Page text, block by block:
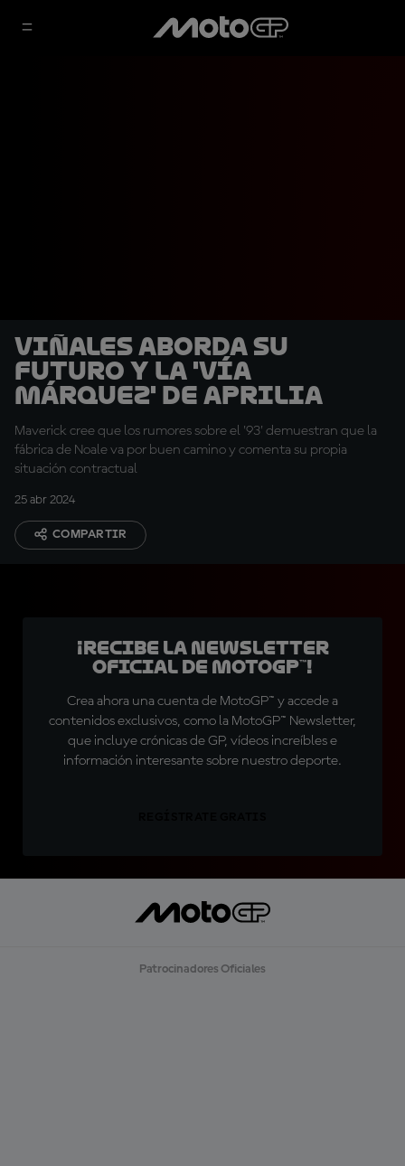
Viñales aborda su
futuro y la 'vía
Márquez' de Aprilia
Maverick cree que los rumores sobre el '93' demuestran que la
fábrica de Noale va por buen camino y comenta su propia
situación contractual
25 abr 2024
COMPARTIR
¡Recibe la Newsletter
oficial de MotoGP™!
Crea ahora una cuenta de MotoGP™ y accede a
contenidos exclusivos, como la MotoGP™ Newsletter,
que incluye crónicas de GP, vídeos increíbles e
información interesante sobre nuestro deporte.
Patrocinadores Oficiales